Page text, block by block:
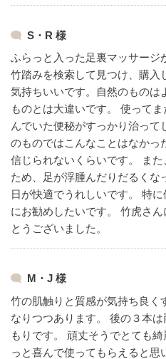
S・R 様
ふらっと入った足裏マッサージ
竹踏みを検索して見つけ、購入
気持ちいいです。自然のものは
ものとは大違いです。
使ってま
んでいた便秘がすっかり治って
のものではこんなことはなかっ
信じられないくらいです。
ま
ため、足が浮腫んだりだるくな
日が快適でうれしいです。
特に
にお勧めしたいです。
竹虎さん
とうございました。
M・J 様
竹の肌触りと質感が気持ち良く
なりつつあります。
後の３本は
もりです。
頑丈そうでとても
っと喜んで使ってもらえると思